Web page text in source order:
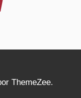
ThemeZee.